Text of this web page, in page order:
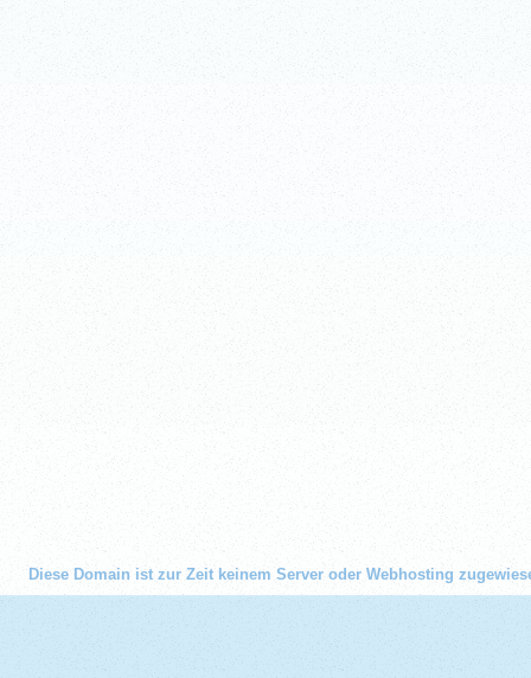
Diese Domain ist zur Zeit keinem Server oder Webhosting